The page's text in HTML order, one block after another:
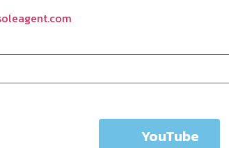
YouTube